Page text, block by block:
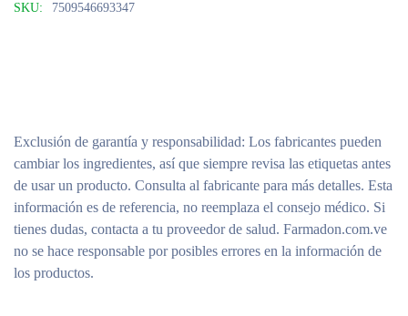
SKU:
7509546693347
Exclusión de garantía y responsabilidad: Los fabricantes pueden
cambiar los ingredientes, así que siempre revisa las etiquetas antes
de usar un producto. Consulta al fabricante para más detalles. Esta
información es de referencia, no reemplaza el consejo médico. Si
tienes dudas, contacta a tu proveedor de salud. Farmadon.com.ve
no se hace responsable por posibles errores en la información de
los productos.